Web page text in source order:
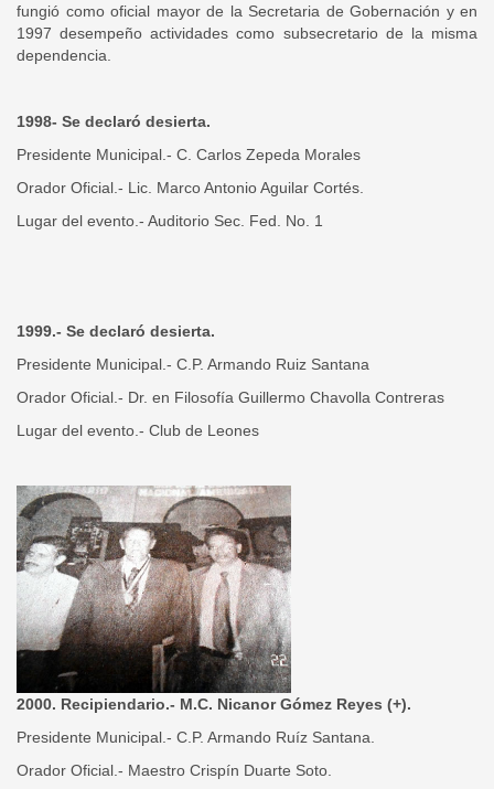
fungió como oficial mayor de la Secretaria de Gobernación y en
1997 desempeño actividades como subsecretario de la misma
dependencia.
1998- Se declaró desierta.
Presidente Municipal.- C. Carlos Zepeda Morales
Orador Oficial.- Lic. Marco Antonio Aguilar Cortés.
Lugar del evento.- Auditorio Sec. Fed. No. 1
1999.- Se declaró desierta.
Presidente Municipal.- C.P. Armando Ruiz Santana
Orador Oficial.- Dr. en Filosofía Guillermo Chavolla Contreras
Lugar del evento.- Club de Leones
2000. Recipiendario.- M.C. Nicanor Gómez Reyes (+).
Presidente Municipal.- C.P. Armando Ruíz Santana.
Orador Oficial.- Maestro Crispín Duarte Soto.